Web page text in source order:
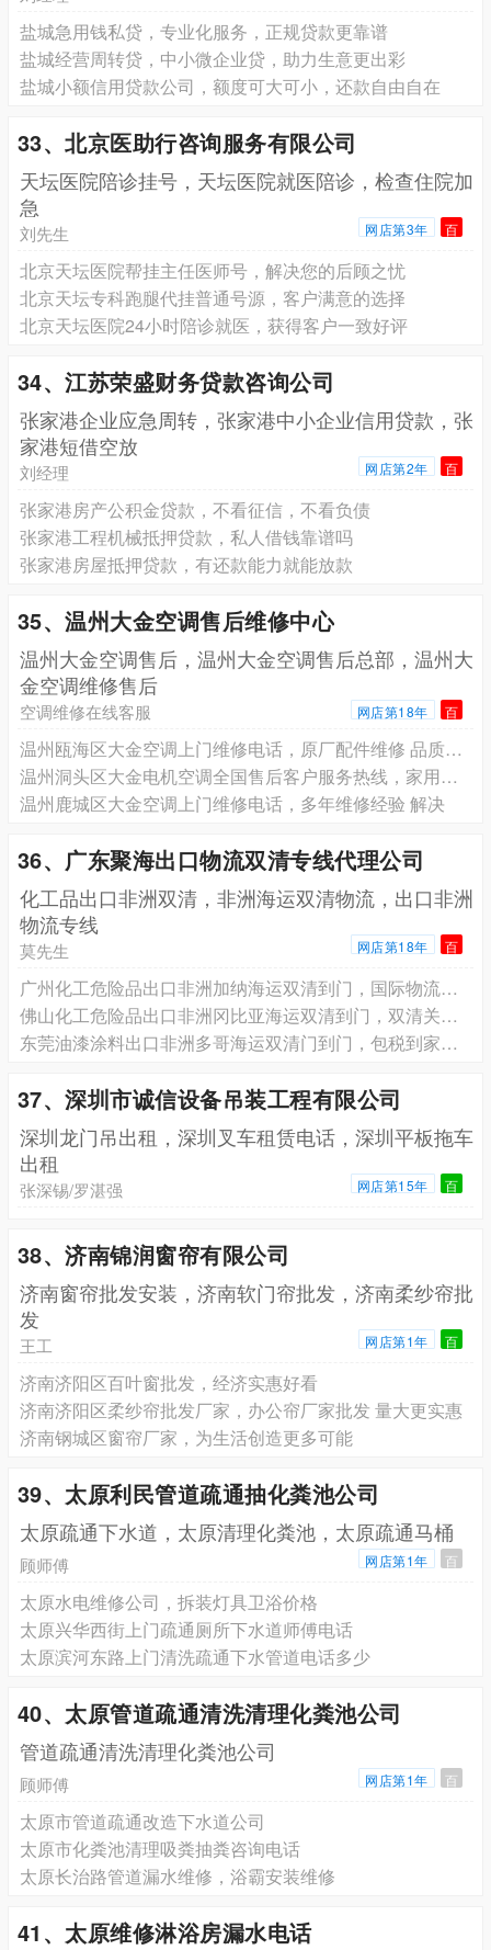
盐城急用钱私贷，专业化服务，正规贷款更靠谱
盐城经营周转贷，中小微企业贷，助力生意更出彩
盐城小额信用贷款公司，额度可大可小，还款自由自在
33、北京医助行咨询服务有限公司
天坛医院陪诊挂号，天坛医院就医陪诊，检查住院加
急
刘先生 网店第3年 百
北京天坛医院帮挂主任医师号，解决您的后顾之忧
北京天坛专科跑腿代挂普通号源，客户满意的选择
北京天坛医院24小时陪诊就医，获得客户一致好评
34、江苏荣盛财务贷款咨询公司
张家港企业应急周转，张家港中小企业信用贷款，张
家港短借空放
刘经理 网店第2年 百
张家港房产公积金贷款，不看征信，不看负债
张家港工程机械抵押贷款，私人借钱靠谱吗
张家港房屋抵押贷款，有还款能力就能放款
35、温州大金空调售后维修中心
温州大金空调售后，温州大金空调售后总部，温州大
金空调维修售后
空调维修在线客服 网店第18年 百
温州瓯海区大金空调上门维修电话，原厂配件维修 品质保障
温州洞头区大金电机空调全国售后客户服务热线，家用商用空调维修，一站式贴心服务
温州鹿城区大金空调上门维修电话，多年维修经验 解决
36、广东聚海出口物流双清专线代理公司
化工品出口非洲双清，非洲海运双清物流，出口非洲
物流专线
莫先生 网店第18年 百
广州化工危险品出口非洲加纳海运双清到门，国际物流，安全
佛山化工危险品出口非洲冈比亚海运双清到门，双清关一站式，省心省力
东莞油漆涂料出口非洲多哥海运双清门到门，包税到家省心更省钱
37、深圳市诚信设备吊装工程有限公司
深圳龙门吊出租，深圳叉车租赁电话，深圳平板拖车
出租
张深锡/罗湛强 网店第15年 百
38、济南锦润窗帘有限公司
济南窗帘批发安装，济南软门帘批发，济南柔纱帘批
发
王工 网店第1年 百
济南济阳区‌百叶窗批发，经济实惠好看
济南济阳区‌柔纱帘批发厂家，办公帘厂家批发 量大更实惠
济南钢城区‌窗帘厂家，为生活创造更多可能
39、太原利民管道疏通抽化粪池公司
太原疏通下水道，太原清理化粪池，太原疏通马桶
顾师傅 网店第1年 百
太原水电维修公司，拆装灯具卫浴价格
太原兴华西街上门疏通厕所下水道师傅电话
太原滨河东路上门清洗疏通下水管道电话多少
40、太原管道疏通清洗清理化粪池公司
管道疏通清洗清理化粪池公司
顾师傅 网店第1年 百
太原市管道疏通改造下水道公司
太原市化粪池清理吸粪抽粪咨询电话
太原长治路管道漏水维修，浴霸安装维修
41、太原维修淋浴房漏水电话